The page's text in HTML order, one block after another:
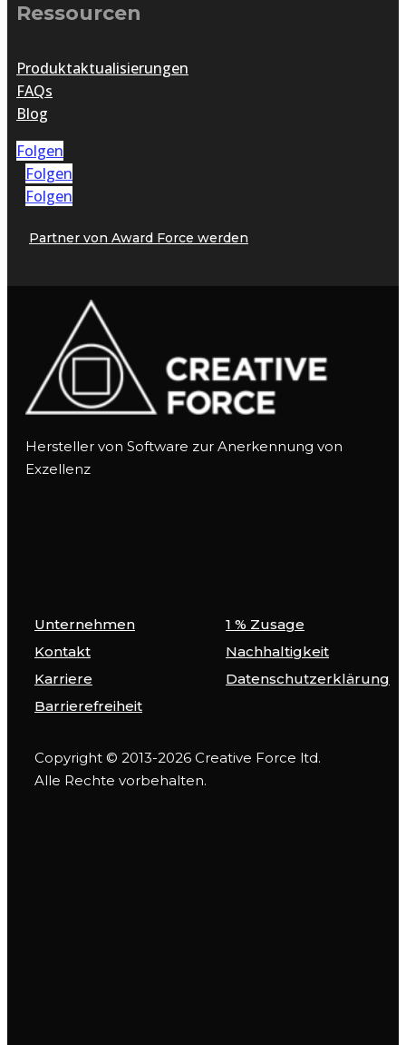
Ressourcen
Produktaktualisierungen
FAQs
Blog
Folgen
Folgen
Folgen
Partner von Award Force werden
Hersteller von Software zur Anerkennung von
Exzellenz
Unternehmen
1 % Zusage
Kontakt
Nachhaltigkeit
Karriere
Datenschutzerklärung
Barrierefreiheit
Copyright © 2013-2026 Creative Force ltd.
Alle Rechte vorbehalten.